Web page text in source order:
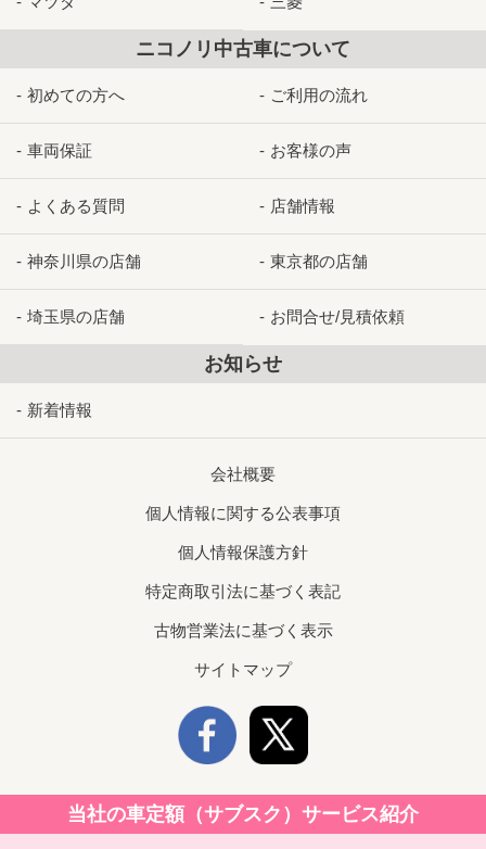
ニコノリ中古車について
初めての方へ ご利用の流れ
車両保証 お客様の声
よくある質問 店舗情報
神奈川県の店舗 東京都の店舗
埼玉県の店舗 お問合せ/見積依頼
お知らせ
新着情報
会社概要
個人情報に関する公表事項
個人情報保護方針
特定商取引法に基づく表記
古物営業法に基づく表示
サイトマップ
当社の車定額（サブスク）サービス紹介